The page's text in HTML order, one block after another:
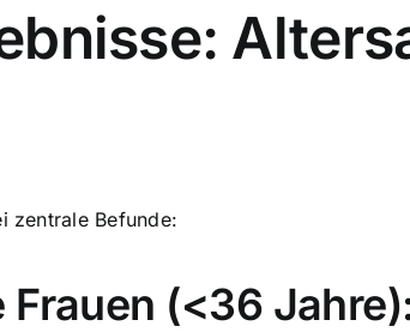
zentrale Befunde:
Frauen (<36